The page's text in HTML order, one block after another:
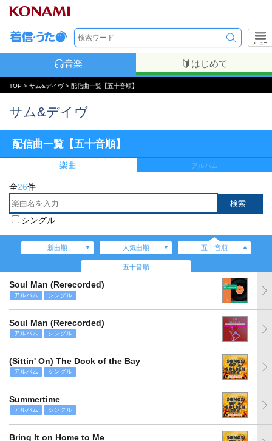
メニュー
音楽 はじめて
TOP > サム&デイヴ> 配信曲一覧【五十音順】
サム&デイヴ
配信曲一覧【五十音順】
楽曲 アルバム
全26件
シングル
新曲順 人気曲順 五十音順
五十音順
Soul Man (Rerecorded)
アルバム シングル
Soul Man (Rerecorded)
アルバム シングル
(Sittin' On) The Dock of the Bay
アルバム シングル
Summertime
アルバム シングル
Bring It on Home to Me